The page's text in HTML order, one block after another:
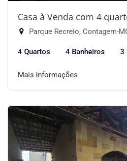
Casa à Venda com 4
Parque Recreio, Contagem-
4 Quartos 4 Banheiros 3
Mais informações